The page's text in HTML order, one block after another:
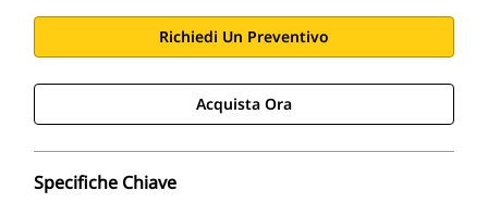
Richiedi Un Preventivo
Acquista Ora
Specifiche Chiave